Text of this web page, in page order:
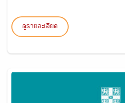
ดูรายละเอียด